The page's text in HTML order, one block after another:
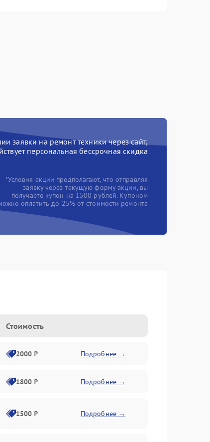
заявки на ремонт техники через сайт,
персональная бессрочная скидка
*Условия акции предполагают, что отправляя
заявку через текущую форму акции, вы
получаете купон на 1500 рублей. Купоном
оплатить до 25% от стоимости ремонта
Стоимость
2000 ₽ Подробнее →
1800 ₽ Подробнее →
1500 ₽ Подробнее →